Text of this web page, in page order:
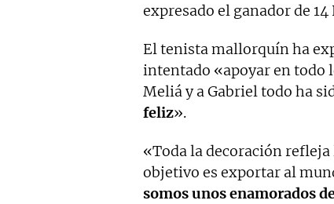
expresado el ganador de 14
El tenista mallorquín ha
intentado «apoyar en todo
Meliá y a Gabriel todo ha
feliz».
«Toda la decoración
objetivo es exportar al
somos unos enamorados